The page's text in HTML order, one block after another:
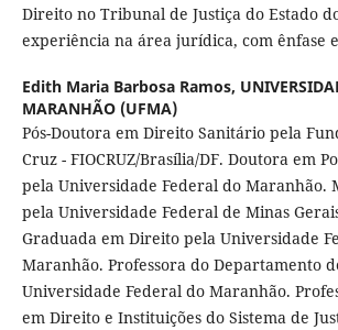
Direito no Tribunal de Justiça do Estado
experiência na área jurídica, com ênfase
Edith Maria Barbosa Ramos,
MARANHÃO (UFMA)
Pós-Doutora em Direito Sanitário pela
Cruz - FIOCRUZ/Brasília/DF. Doutora em
pela Universidade Federal do Maranhão.
pela Universidade Federal de Minas
Graduada em Direito pela Universidade
Maranhão. Professora do Departamento
Universidade Federal do Maranhão.
em Direito e Instituições do Sistema de